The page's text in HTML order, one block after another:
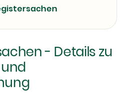
- Details zu